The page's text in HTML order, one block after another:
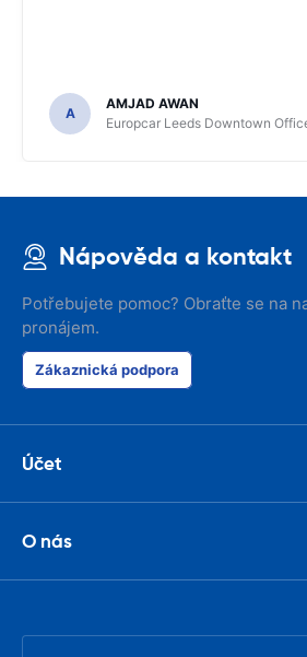
A
AMJAD AWAN
Europcar Leeds Downtown
Nápověda a kontakt
Potřebujete pomoc? Obraťte se na
pronájem.
Zákaznická podpora
Účet
O nás